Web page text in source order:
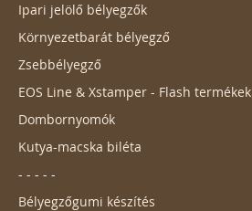
Ipari jelölő bélyegzők
Környezetbarát bélyegző
Zsebbélyegző
EOS Line & Xstamper - Flash termékek
Dombornyomók
Kutya-macska biléta
- - - - -
Bélyegzőgumi készítés